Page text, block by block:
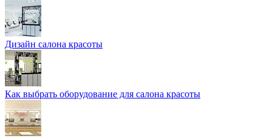
Дизайн салона красоты
Как выбрать оборудование для салона красоты